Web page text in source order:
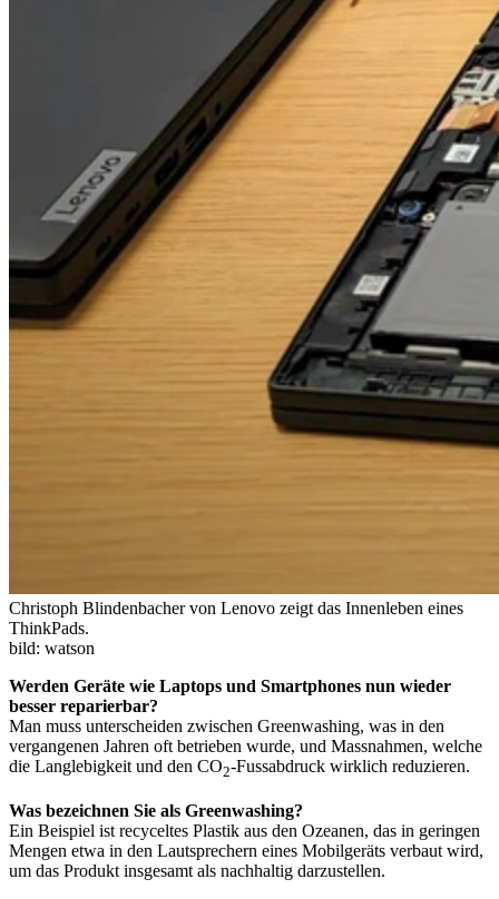
Christoph Blindenbacher von Lenovo zeigt das Innenleben eines
ThinkPads.
bild: watson
Werden Geräte wie Laptops und Smartphones nun wieder
besser reparierbar?
Man muss unterscheiden zwischen Greenwashing, was in den
vergangenen Jahren oft betrieben wurde, und Massnahmen, welche
die Langlebigkeit und den CO2-Fussabdruck wirklich reduzieren.
Was bezeichnen Sie als Greenwashing?
Ein Beispiel ist recyceltes Plastik aus den Ozeanen, das in geringen
Mengen etwa in den Lautsprechern eines Mobilgeräts verbaut wird,
um das Produkt insgesamt als nachhaltig darzustellen.